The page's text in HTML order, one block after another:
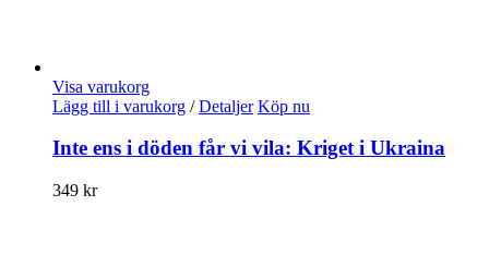
Visa varukorg
Lägg till i varukorg / Detaljer Köp nu
Inte ens i döden får vi vila: Kriget i Ukraina
349 kr